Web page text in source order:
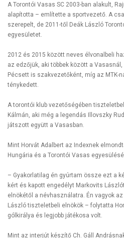
A Torontói Vasas SC 2003-ban alakult,
alapította – említette a sportvezető. A
szerepelt, de 2011-től Deák László
egyesületet.
2012 és 2015 között neves élvonalbeli
az edzőjük, aki többek között a
Pécsett is szakvezetőként, míg az MTK-
ténykedett.
A torontói klub vezetőségében
Kálmán, aki még a legendás Illovszky
játszott együtt a Vasasban.
Mint Horvát Adalbert az Indexnek
Hungária és a Torontói Vasas
– Gyakorlatilag én gyúrtam össze ezt a
kért és kapott engedélyt Markovits
elnökétől a névhasználatra. Én vagyok
László tiszteletbeli elnökök – folytatta
gólkirálya és legjobb játékosa volt.
Mint az interjút készítő Ch. Gáll